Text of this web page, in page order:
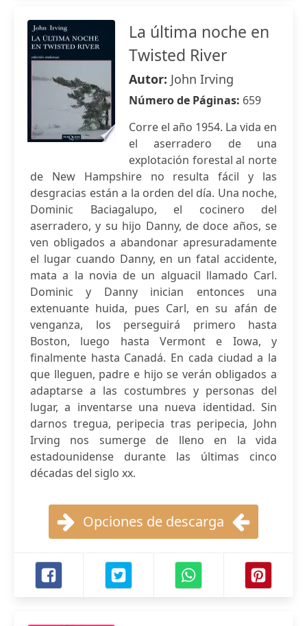
La última noche en
Twisted River
Autor: John Irving
Número de Páginas: 659
Corre el año 1954. La vida en
el aserradero de una
explotación forestal al norte
de New Hampshire no resulta fácil y las
desgracias están a la orden del día. Una noche,
Dominic Baciagalupo, el cocinero del
aserradero, y su hijo Danny, de doce años, se
ven obligados a abandonar apresuradamente
el lugar cuando Danny, en un fatal accidente,
mata a la novia de un alguacil llamado Carl.
Dominic y Danny inician entonces una
extenuante huida, pues Carl, en su afán de
venganza, los perseguirá primero hasta
Boston, luego hasta Vermont e Iowa, y
finalmente hasta Canadá. En cada ciudad a la
que lleguen, padre e hijo se verán obligados a
adaptarse a las costumbres y personas del
lugar, a inventarse una nueva identidad. Sin
darnos tregua, peripecia tras peripecia, John
Irving nos sumerge de lleno en la vida
estadounidense durante las últimas cinco
décadas del siglo xx.
Opciones de descarga